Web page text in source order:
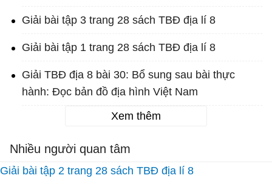
Giải bài tập 3 trang 28 sách TBĐ địa lí 8
Giải bài tập 1 trang 28 sách TBĐ địa lí 8
Giải TBĐ địa 8 bài 30: Bổ sung sau bài thực
hành: Đọc bản đồ địa hình Việt Nam
Xem thêm
Nhiều người quan tâm
Giải bài tập 2 trang 28 sách TBĐ địa lí 8